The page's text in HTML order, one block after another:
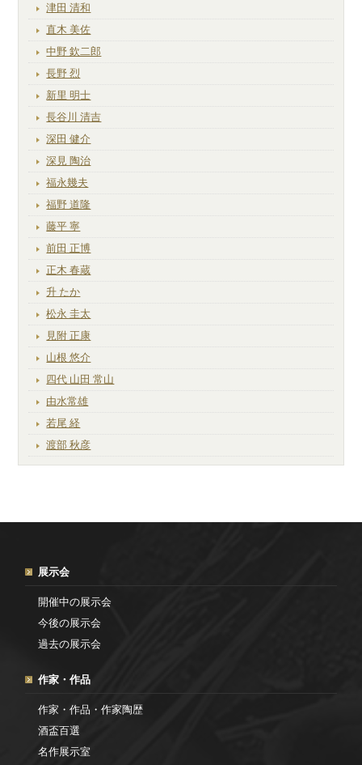
津田 清和
直木 美佐
中野 欽二郎
長野 烈
新里 明士
長谷川 清吉
深田 健介
深見 陶治
福永幾夫
福野 道隆
藤平 寧
前田 正博
正木 春蔵
升 たか
松永 圭太
見附 正康
山根 悠介
四代 山田 常山
由水常雄
若尾 経
渡部 秋彦
展示会
開催中の展示会
今後の展示会
過去の展示会
作家・作品
作家・作品・作家陶歴
酒盃百選
名作展示室